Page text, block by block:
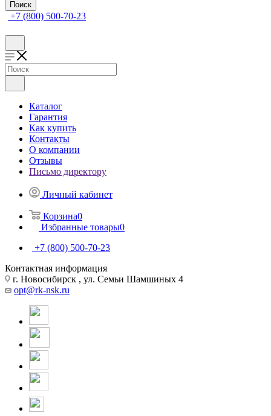
Поиск
+7 (800) 500-70-23
Каталог
Гарантия
Как купить
Контакты
О компании
Отзывы
Письмо директору
Личный кабинет
Корзина0
Избранные товары0
+7 (800) 500-70-23
Контактная информация
г. Новосибирск , ул. Семьи Шамшиных 4
opt@rk-nsk.ru